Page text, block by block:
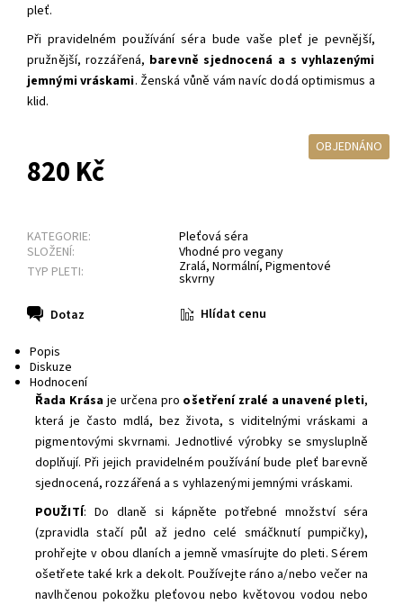
pleť.
Při pravidelném používání séra bude vaše pleť je pevnější,
pružnější, rozzářená, barevně sjednocená a s vyhlazenými
jemnými vráskami. Ženská vůně vám navíc dodá optimismus a
klid.
OBJEDNÁNO
820 Kč
KATEGORIE:
Pleťová séra
SLOŽENÍ:
Vhodné pro vegany
TYP PLETI:
Zralá, Normální, Pigmentové
skvrny
Dotaz
Hlídat cenu
Popis
Diskuze
Hodnocení
Řada Krása je určena pro ošetření zralé a unavené pleti,
která je často mdlá, bez života, s viditelnými vráskami a
pigmentovými skvrnami. Jednotlivé výrobky se smysluplně
doplňují. Při jejich pravidelném používání bude pleť barevně
sjednocená, rozzářená a s vyhlazenými jemnými vráskami.
POUŽITÍ: Do dlaně si kápněte potřebné množství séra
(zpravidla stačí půl až jedno celé smáčknutí pumpičky),
prohřejte v obou dlaních a jemně vmasírujte do pleti. Sérem
ošetřete také krk a dekolt. Používejte ráno a/nebo večer na
navlhčenou pokožku pleťovou nebo květovou vodou nebo